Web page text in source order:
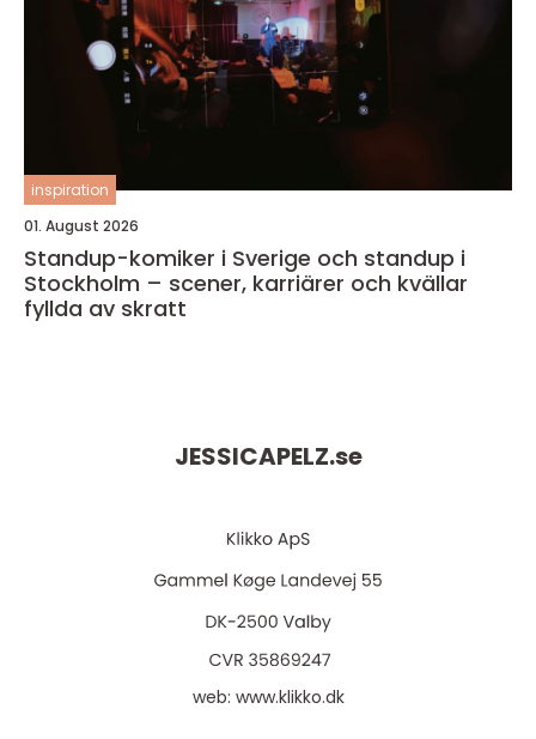
inspiration
01. August 2026
Standup-komiker i Sverige och standup i
Stockholm – scener, karriärer och kvällar
fyllda av skratt
JESSICAPELZ.se
web: www.klikko.dk